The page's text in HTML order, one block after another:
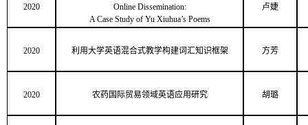
2020
Online Dissemination:
A Case Study of Yu Xiuhua’s Poems
卢婕
2020 利用大学英语混合式教学构建词汇知识框架 方芳
2020 农药国际贸易领域英语应用研究 胡璐